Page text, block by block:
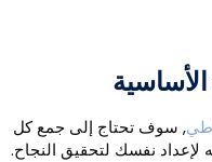
, سوف تحتاج إلى جمع كل
نفسك لتحقيق النجاح.